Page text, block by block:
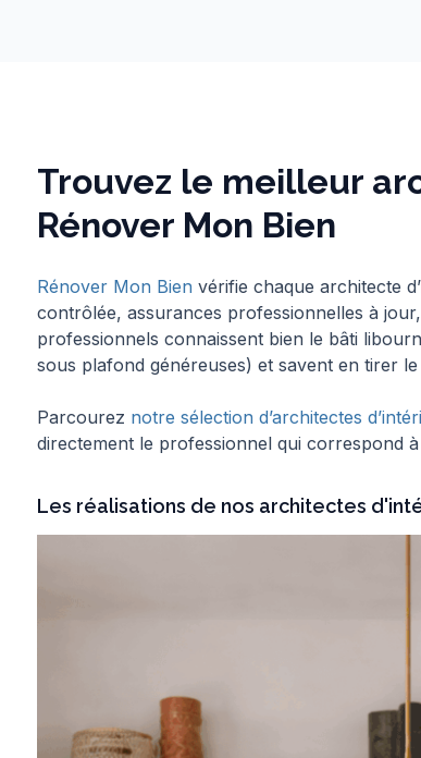
Trouvez le meilleur
Rénover Mon Bien
Rénover Mon Bien vérifie chaque architecte
contrôlée, assurances professionnelles à
professionnels connaissent bien le bâti
sous plafond généreuses) et savent en tirer
Parcourez notre sélection d’architectes
directement le professionnel qui correspond
Les réalisations de nos architectes